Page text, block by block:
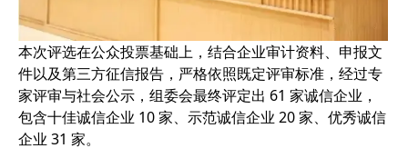
本次评选在公众投票基础上，结合企业审计资料、申报文
件以及第三方征信报告，严格依照既定评审标准，经过专
家评审与社会公示，组委会最终评定出 61 家诚信企业，
包含十佳诚信企业 10 家、示范诚信企业 20 家、优秀诚信
企业 31 家。